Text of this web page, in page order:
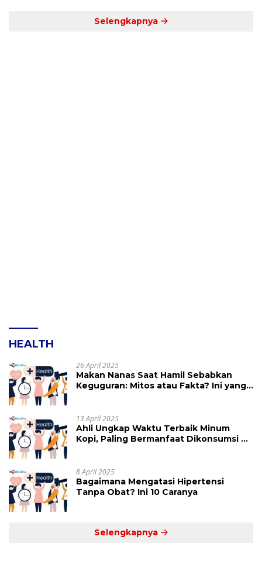
Selengkapnya
HEALTH
26 April 2025
Makan Nanas Saat Hamil Sebabkan
Keguguran: Mitos atau Fakta? Ini yang
13 April 2025
Ahli Ungkap Waktu Terbaik Minum
Kopi, Paling Bermanfaat Dikonsumsi di
8 April 2025
Bagaimana Mengatasi Hipertensi
Tanpa Obat? Ini 10 Caranya
Selengkapnya